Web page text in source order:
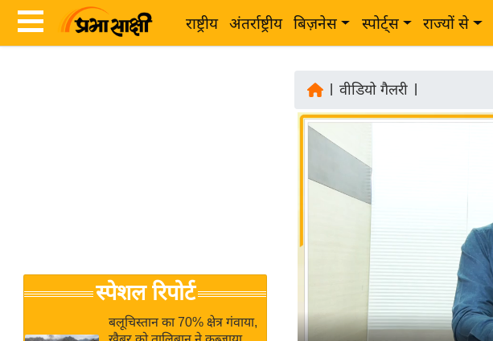
राष्ट्रीय अंतर्राष्ट्रीय बिज़नेस स्पोर्ट्स राज्यों से
Breaking
News in
जगत
राय
स्पेशल रिपोर्ट
बलूचिस्तान का 70% क्षेत्र गंवाया,
वीडियो गैलरी